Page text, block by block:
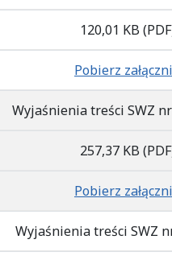
120,01 KB
Pobierz
Wyjaśnienia treści SWZ nr
257,37 KB
Pobierz
Wyjaśnienia treści SWZ